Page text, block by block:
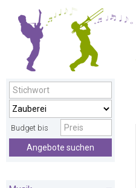
Budget bis
Angebote suchen